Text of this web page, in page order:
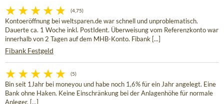
(4,75)
Kontoeröffnung bei weltsparen.de war schnell und unproblematisch.
Dauerte ca. 1 Woche inkl. PostIdent. Überweisung vom Referenzkonto war
innerhalb von 2 Tagen auf dem MHB-Konto. Fibank [...]
Fibank Festgeld
(5)
Bin seit 1Jahr bei moneyou und habe noch 1,6% für ein Jahr angelegt. Eine
Bank ohne Haken. Keine Einschränkung bei der Anlagenhöhe für normale
Anleger. [...]